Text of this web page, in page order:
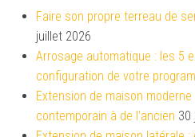
Faire son propre terreau de
juillet 2026
Arrosage automatique : les 5
configuration de votre
Extension de maison
contemporain à de l’ancien 30